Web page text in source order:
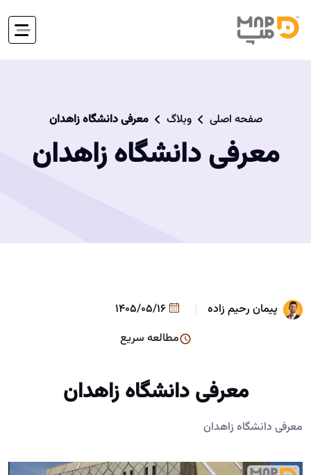
صفحه اصلی وبلاگ معرفی دانشگاه زاهدان
معرفی دانشگاه زاهدان
پیمان رحیم زاده
مطالعه سریع
معرفی دانشگاه زاهدان
معرفی دانشگاه زاهدان